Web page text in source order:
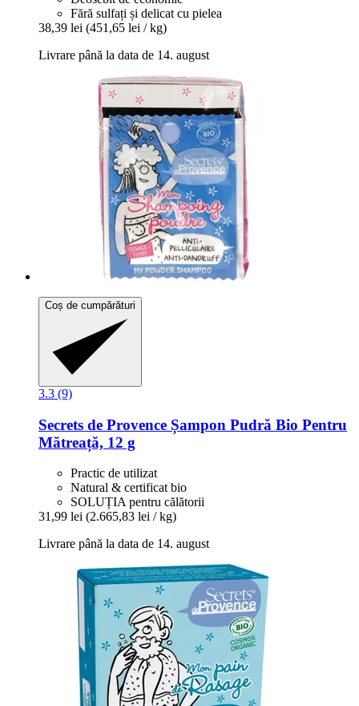
Fără sulfați și delicat cu pielea
38,39 lei (451,65 lei / kg)
Livrare până la data de 14. august
Coș de cumpărături
3.3 (9)
Secrets de Provence Șampon Pudră Bio Pentru
Mătreață, 12 g
Practic de utilizat
Natural & certificat bio
SOLUȚIA pentru călătorii
31,99 lei (2.665,83 lei / kg)
Livrare până la data de 14. august